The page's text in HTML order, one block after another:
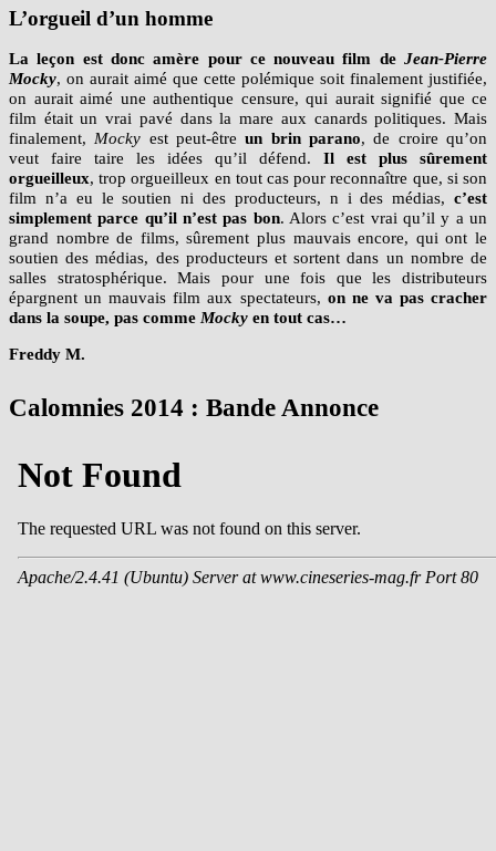
L’orgueil d’un homme
La leçon est donc amère pour ce nouveau film deJean-Pierre
Mocky, on aurait aimé que cette polémique soit finalement justifiée,
on aurait aimé une authentique censure, qui aurait signifié que ce
film était un vrai pavé dans la mare aux canards politiques. Mais
finalement,Mocky est peut-être un brin parano, de croire qu’on
veut faire taire les idées qu’il défend. Il est plus sûrement
orgueilleux, trop orgueilleux en tout cas pour reconnaître que, si son
film n’a eu le soutien ni des producteurs, n i des médias, c’est
simplement parce qu’il n’est pas bon. Alors c’est vrai qu’il y a un
grand nombre de films, sûrement plus mauvais encore, qui ont le
soutien des médias, des producteurs et sortent dans un nombre de
salles stratosphérique. Mais pour une fois que les distributeurs
épargnent un mauvais film aux spectateurs, on ne va pas cracher
dans la soupe, pas comme Mocky en tout cas…
Freddy M.
Calomnies 2014 : Bande Annonce